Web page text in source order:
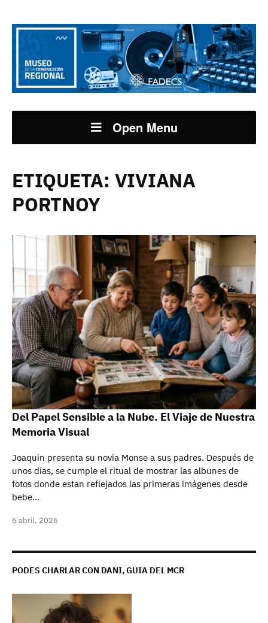
Open Menu
ETIQUETA: VIVIANA
PORTNOY
Del Papel Sensible a la Nube. El Viaje de Nuestra
Memoria Visual
Joaquin presenta su novia Monse a sus padres. Después de
unos días, se cumple el ritual de mostrar las albunes de
fotos donde estan reflejados las primeras imágenes desde
bebe…
6 abril, 2026
PODES CHARLAR CON DANI, GUIA DEL MCR